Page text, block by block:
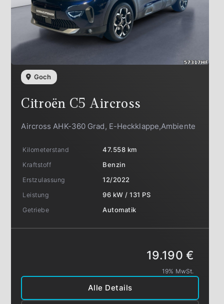
Goch
Citroën C5 Aircross
Aircross AHK-360 Grad, E-Heckklappe,Ambiente
Kilometerstand
47.558 km
Kraftstoff
Benzin
Erstzulassung
12/2022
Leistung
96 kW / 131 PS
Getriebe
Automatik
Alle Details
19.190 €
19% MwSt.